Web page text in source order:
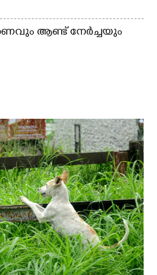
ആണ്ട് നേർച്ചയും